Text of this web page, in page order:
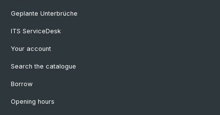
Geplante Unterbrüche
ITS ServiceDesk
Your account
Search the catalogue
Borrow
Opening hours